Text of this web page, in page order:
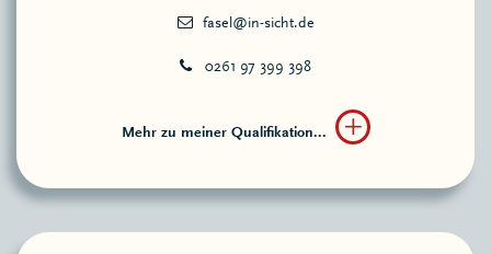
0261 97 399 398
Mehr zu meiner Qualifikation...